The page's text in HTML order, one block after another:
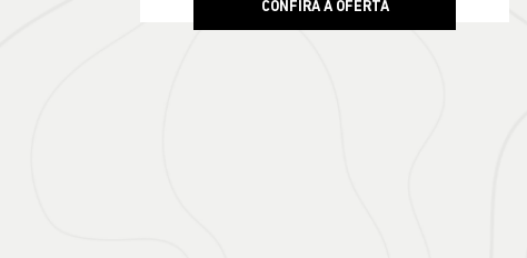
CONFIRA A OFERTA